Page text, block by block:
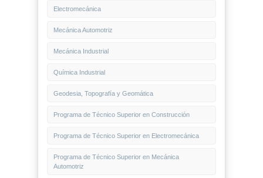
Electromecánica
Mecánica Automotriz
Mecánica Industrial
Química Industrial
Geodesia, Topografía y Geomática
Programa de Técnico Superior en Construcción
Programa de Técnico Superior en Electromecánica
Programa de Técnico Superior en Mecánica
Automotriz